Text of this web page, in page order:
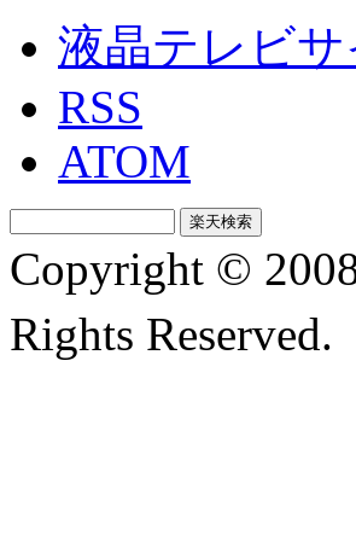
液晶テレビ
RSS
ATOM
Copyright ©
Rights